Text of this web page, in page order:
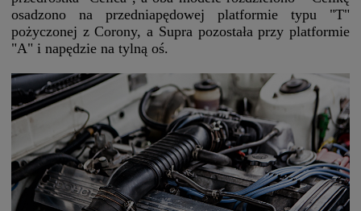
osadzono na przedniapędowej platformie typu "T"
pożyczonej z Corony, a Supra pozostała przy platformie
"A" i napędzie na tylną oś.